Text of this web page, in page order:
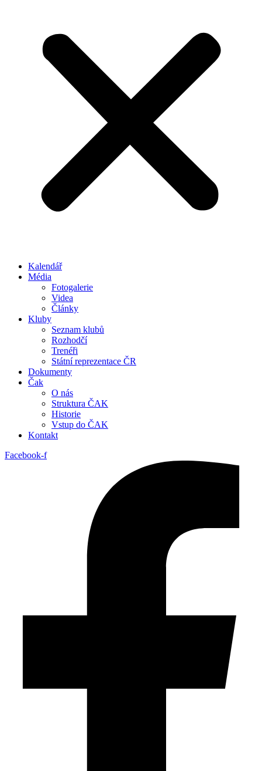
Kalendář
Média
Fotogalerie
Videa
Články
Kluby
Seznam klubů
Rozhodčí
Trenéři
Státní reprezentace ČR
Dokumenty
Čak
O nás
Struktura ČAK
Historie
Vstup do ČAK
Kontakt
Facebook-f